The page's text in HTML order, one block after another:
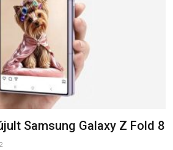
Samsung Galaxy Z Fold 8